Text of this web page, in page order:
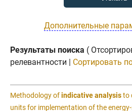
Дополнительные
Результаты поиска (
релевантности | Сортировать
Methodology ofindicative analysisto
units for implementation of the